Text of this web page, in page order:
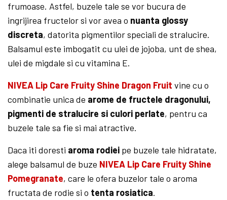
frumoase. Astfel, buzele tale se vor bucura de
ingrijirea fructelor si vor avea o nuanta glossy
discreta, datorita pigmentilor speciali de stralucire.
Balsamul este imbogatit cu ulei de jojoba, unt de shea,
ulei de migdale si cu vitamina E.
NIVEA Lip Care Fruity Shine Dragon Fruitvine cu o
combinatie unica de arome de fructele dragonului,
pigmenti de stralucire si culori perlate, pentru ca
buzele tale sa fie si mai atractive.
Daca iti doresti aroma rodiei pe buzele tale hidratate,
alege balsamul de buze NIVEA Lip Care Fruity Shine
Pomegranate, care le ofera buzelor tale o aroma
fructata de rodie si o tenta rosiatica.